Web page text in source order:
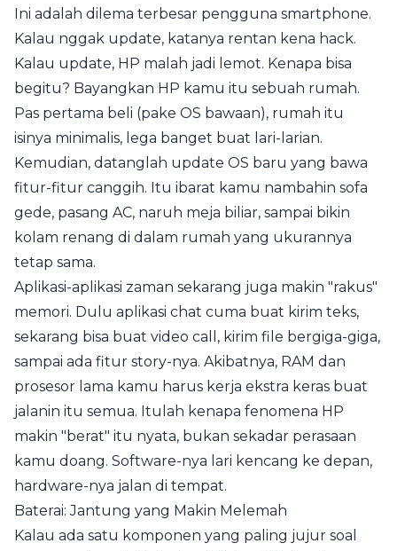
Ini adalah dilema terbesar pengguna smartphone.
Kalau nggak update, katanya rentan kena hack.
Kalau update, HP malah jadi lemot. Kenapa bisa
begitu? Bayangkan HP kamu itu sebuah rumah.
Pas pertama beli (pake OS bawaan), rumah itu
isinya minimalis, lega banget buat lari-larian.
Kemudian, datanglah update OS baru yang bawa
fitur-fitur canggih. Itu ibarat kamu nambahin sofa
gede, pasang AC, naruh meja biliar, sampai bikin
kolam renang di dalam rumah yang ukurannya
tetap sama.
Aplikasi-aplikasi zaman sekarang juga makin "rakus"
memori. Dulu aplikasi chat cuma buat kirim teks,
sekarang bisa buat video call, kirim file bergiga-giga,
sampai ada fitur story-nya. Akibatnya, RAM dan
prosesor lama kamu harus kerja ekstra keras buat
jalanin itu semua. Itulah kenapa fenomena HP
makin "berat" itu nyata, bukan sekadar perasaan
kamu doang. Software-nya lari kencang ke depan,
hardware-nya jalan di tempat.
Baterai: Jantung yang Makin Melemah
Kalau ada satu komponen yang paling jujur soal